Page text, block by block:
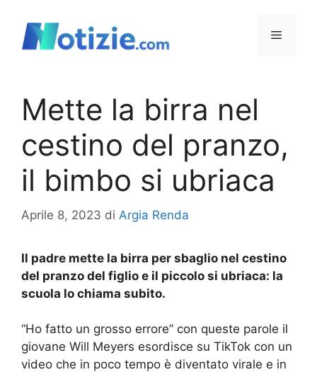
contenuto
Menu
Mette la birra nel
cestino del pranzo,
il bimbo si ubriaca
Aprile 8, 2023 di Argia Renda
Il padre mette la birra per sbaglio nel cestino
del pranzo del figlio e il piccolo si ubriaca: la
scuola lo chiama subito.
“Ho fatto un grosso errore” con queste parole il
giovane Will Meyers esordisce su TikTok con un
video che in poco tempo è diventato virale e in